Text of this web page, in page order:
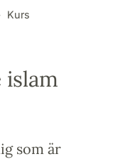
Kurs
islam
som är